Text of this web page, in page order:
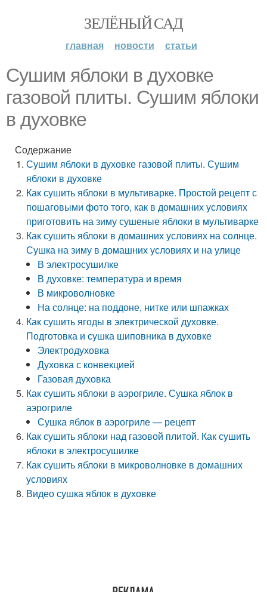
ЗЕЛЁНЫЙ САД
главная новости статьи
Сушим яблоки в духовке
газовой плиты. Сушим яблоки
в духовке
Содержание
Сушим яблоки в духовке газовой плиты. Сушим
яблоки в духовке
Как сушить яблоки в мультиварке. Простой рецепт с
пошаговыми фото того, как в домашних условиях
приготовить на зиму сушеные яблоки в мультиварке
Как сушить яблоки в домашних условиях на солнце.
Сушка на зиму в домашних условиях и на улице
В электросушилке
В духовке: температура и время
В микроволновке
На солнце: на поддоне, нитке или шпажках
Как сушить ягоды в электрической духовке.
Подготовка и сушка шиповника в духовке
Электродуховка
Духовка с конвекцией
Газовая духовка
Как сушить яблоки в аэрогриле. Сушка яблок в
аэрогриле
Сушка яблок в аэрогриле — рецепт
Как сушить яблоки над газовой плитой. Как сушить
яблоки в электросушилке
Как сушить яблоки в микроволновке в домашних
условиях
Видео сушка яблок в духовке